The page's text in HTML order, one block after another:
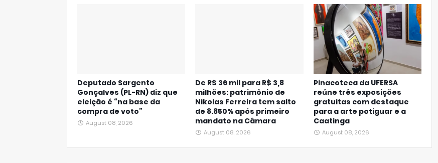
Deputado Sargento
Gonçalves (PL-RN) diz que
eleição é “na base da
compra de voto”
August 08, 2026
De R$ 36 mil para R$ 3,8
milhões: patrimônio de
Nikolas Ferreira tem salto
de 8.850% após primeiro
mandato na Câmara
August 08, 2026
Pinacoteca da UFERSA
reúne três exposições
gratuitas com destaque
para a arte potiguar e a
Caatinga
August 08, 2026